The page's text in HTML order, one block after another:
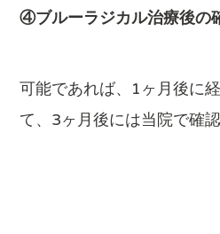
④ブルーラジカル治療後の
可能であれば、1ヶ月後に
て、3ヶ月後には当院で確